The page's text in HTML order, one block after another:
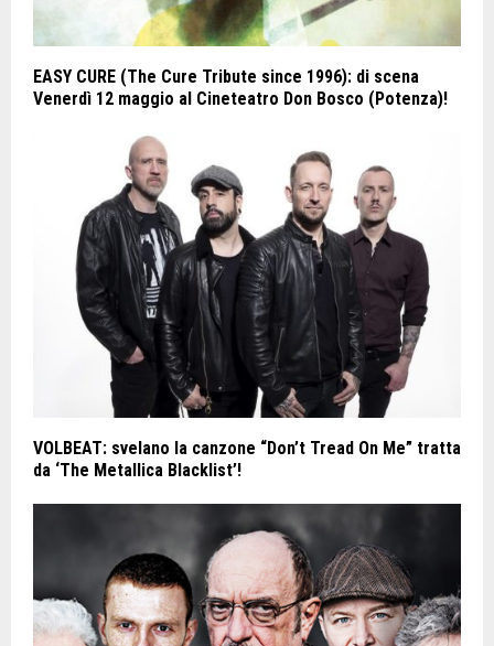
EASY CURE (The Cure Tribute since 1996): di scena
Venerdì 12 maggio al Cineteatro Don Bosco (Potenza)!
VOLBEAT: svelano la canzone “Don’t Tread On Me” tratta
da ‘The Metallica Blacklist’!